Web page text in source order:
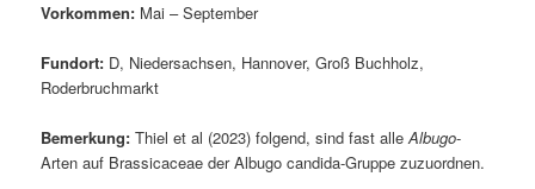
Vorkommen: Mai – September
Fundort: D, Niedersachsen, Hannover, Groß Buchholz,
Roderbruchmarkt
Bemerkung: Thiel et al (2023) folgend, sind fast alleAlbugo-
Arten auf Brassicaceae der Albugo candida-Gruppe zuzuordnen.